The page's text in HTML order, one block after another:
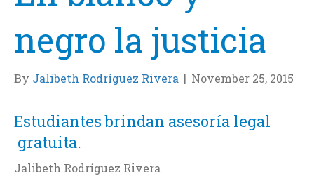
negro la justicia
By Jalibeth Rodríguez Rivera | November 25, 2015
Estudiantes brindan asesoría legal
gratuita.
Jalibeth Rodríguez Rivera